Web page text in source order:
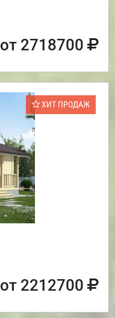
от 2718700
ХИТ ПРОДАЖ
от 2212700